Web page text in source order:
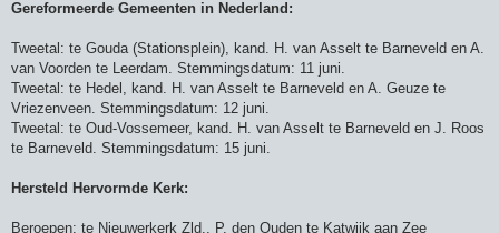
Gereformeerde Gemeenten in Nederland:
Tweetal: te Gouda (Stationsplein), kand. H. van Asselt te Barneveld en A.
van Voorden te Leerdam. Stemmingsdatum: 11 juni.
Tweetal: te Hedel, kand. H. van Asselt te Barneveld en A. Geuze te
Vriezenveen. Stemmingsdatum: 12 juni.
Tweetal: te Oud-Vossemeer, kand. H. van Asselt te Barneveld en J. Roos
te Barneveld. Stemmingsdatum: 15 juni.
Hersteld Hervormde Kerk:
Beroepen: te Nieuwerkerk Zld., P. den Ouden te Katwijk aan Zee